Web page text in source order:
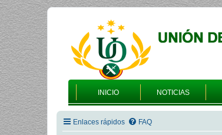
INICIO NOTICIAS
Enlaces rápidos FAQ